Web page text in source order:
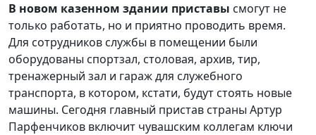
В новом казенном здании приставы смогут не
только работать, но и приятно проводить время.
Для сотрудников службы в помещении были
оборудованы спортзал, столовая, архив, тир,
тренажерный зал и гараж для служебного
транспорта, в котором, кстати, будут стоять новые
машины. Сегодня главный пристав страны Артур
Парфенчиков включит чувашским коллегам ключи